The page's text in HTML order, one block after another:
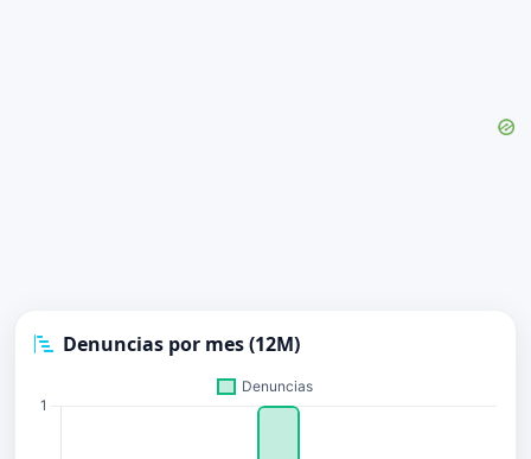
Denuncias por mes (12M)